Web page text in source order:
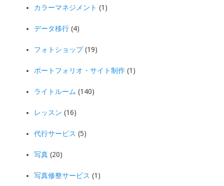
カラーマネジメント (1)
データ移行 (4)
フォトショップ(19)
ポートフォリオ・サイト制作 (1)
ライトルーム (140)
レッスン (16)
代行サービス (5)
写真 (20)
写真修整サービス (1)